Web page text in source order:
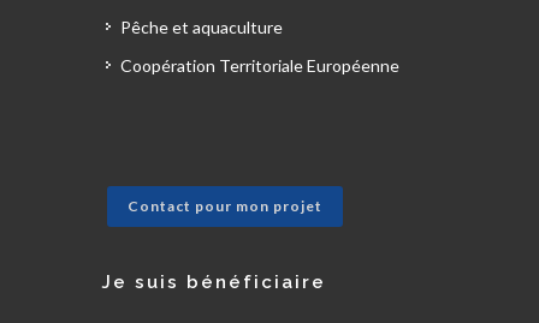
Pêche et aquaculture
Coopération Territoriale Européenne
Contact pour mon projet
Je suis bénéficiaire